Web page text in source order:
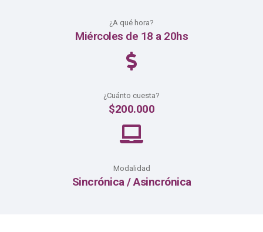
¿A qué hora?
Miércoles de 18 a 20hs
¿Cuánto cuesta?
$200.000
Modalidad
Sincrónica / Asincrónica